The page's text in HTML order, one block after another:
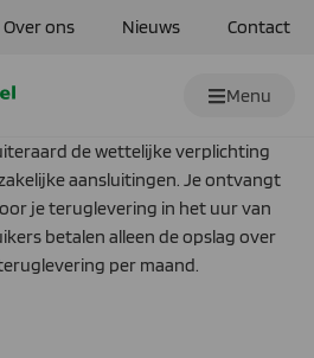
Over ons Nieuws Contact
Menu
de wettelijke verplichting
aansluitingen. Je ontvangt
je teruglevering in het uur van
betalen alleen de opslag over
per maand.